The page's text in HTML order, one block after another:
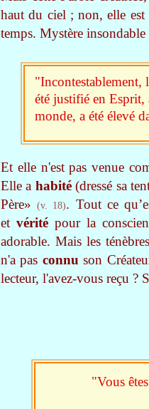
haut du ciel ; non, elle est
temps. Mystère insondable
Et elle n'est pas venue
Elle a habité(dressé sa
Père»(v. 18). Tout ce
et vérité pour la
adorable. Mais les
n'a pas connu son
lecteur, l'avez-vous reçu ?
"Incontestablement,
été justifié en Esprit,
monde, a été élevé
"Vous